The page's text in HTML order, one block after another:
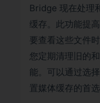
Bridge 现在处理
缓存。此功能提
要查看这些文件
您定期清理旧的
能。可以通过选
置媒体缓存的首选